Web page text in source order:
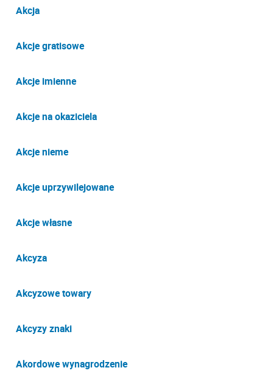
Akcja
Akcje gratisowe
Akcje imienne
Akcje na okaziciela
Akcje nieme
Akcje uprzywilejowane
Akcje własne
Akcyza
Akcyzowe towary
Akcyzy znaki
Akordowe wynagrodzenie